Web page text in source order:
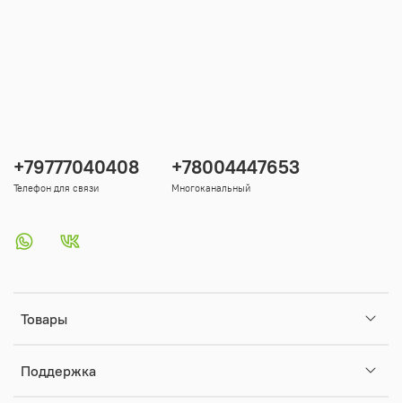
Товары
Поддержка
+79777040408
Телефон для связи
+78004447653
Многоканальный